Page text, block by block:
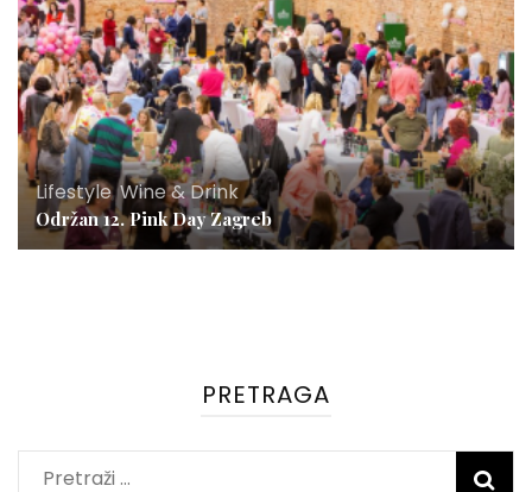
Lifestyle,Wine & Drink
Održan 12. Pink Day Zagreb
PRETRAGA
Pretraži: